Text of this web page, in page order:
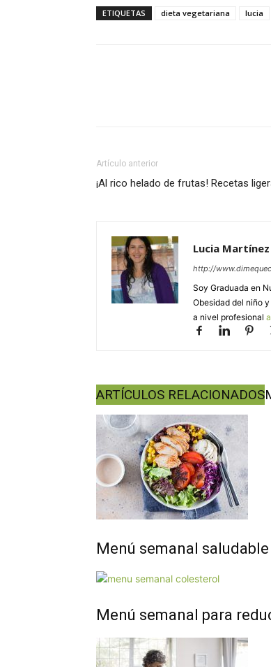
ETIQUETAS dieta vegetariana lucia
Artículo anterior
¡Al rico helado de frutas! Recetas
Lucia
http://
Soy Graduada en
Obesidad del niño
a nivel profesional
ARTÍCULOS RELACIONADOS
Menú semanal
Menú semanal para